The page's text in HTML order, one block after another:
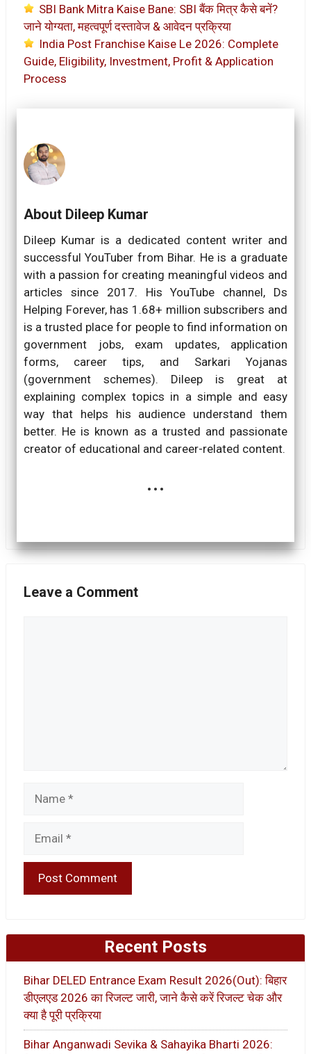
SBI Bank Mitra Kaise Bane: SBI बैंक मित्र कैसे बनें?
जाने योग्यता, महत्वपूर्ण दस्तावेज & आवेदन प्रक्रिया
India Post Franchise Kaise Le 2026: Complete
Guide, Eligibility, Investment, Profit & Application
Process
About Dileep Kumar
Dileep Kumar is a dedicated content writer and
successful YouTuber from Bihar. He is a graduate
with a passion for creating meaningful videos and
articles since 2017. His YouTube channel, Ds
Helping Forever, has 1.68+ million subscribers and
is a trusted place for people to find information on
government jobs, exam updates, application
forms, career tips, and Sarkari Yojanas
(government schemes). Dileep is great at
explaining complex topics in a simple and easy
way that helps his audience understand them
better. He is known as a trusted and passionate
creator of educational and career-related content.
...
Leave a Comment
Recent Posts
Bihar DELED Entrance Exam Result 2026(Out): बिहार
डीएलएड 2026 का रिजल्ट जारी, जाने कैसे करें रिजल्ट चेक और
क्या है पूरी प्रक्रिया
Bihar Anganwadi Sevika & Sahayika Bharti 2026: